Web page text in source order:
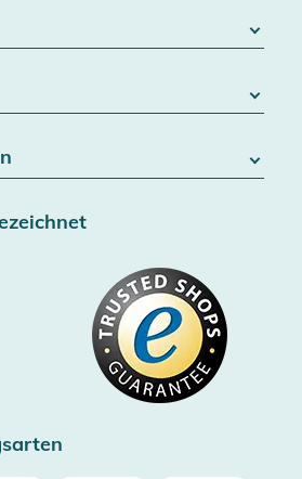
Shops
20000€
100€ Bestellwert (in DE/AT)
(aus DE/AT)